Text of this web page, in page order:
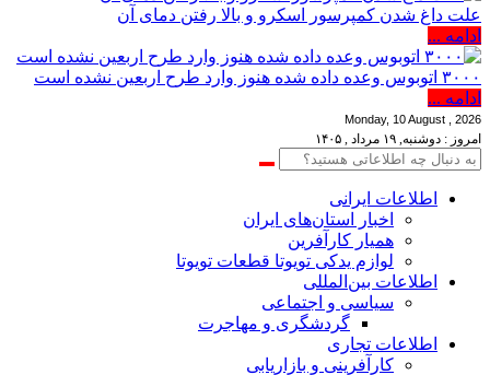
علت داغ شدن کمپرسور اسکرو و بالا رفتن دمای آن
ادامه ...
۳۰۰۰ اتوبوس وعده داده شده هنوز وارد طرح اربعین نشده است
ادامه ...
Monday, 10 August , 2026
امروز : دوشنبه, ۱۹ مرداد , ۱۴۰۵
اطلاعات‌ ‎ایرانی
اخبار استان‌های ایران
همیار کارآفرین
لوازم یدکی تویوتا قطعات تویوتا
اطلاعات بین‌المللی
سیاسی و اجتماعی
گردشگری و مهاجرت
اطلاعات تجاری
کارآفرینی و بازاریابی